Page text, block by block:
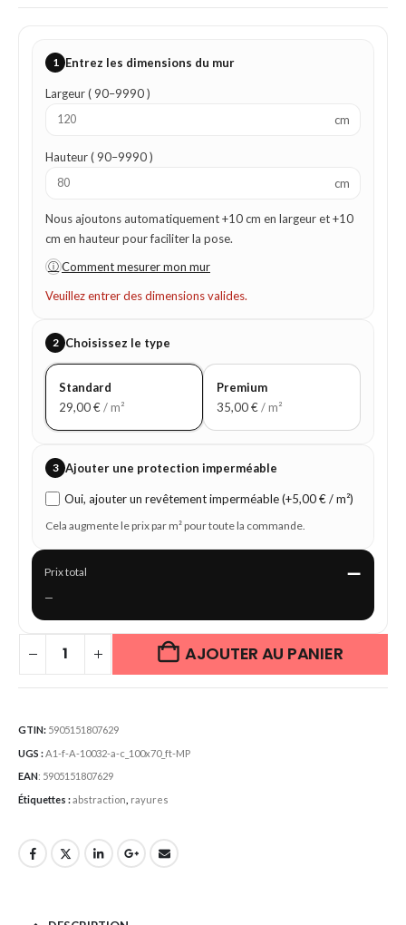
1 Entrez les dimensions du mur
Largeur ( 90–9990 )
cm
Hauteur ( 90–9990 )
cm
Nous ajoutons automatiquement +10 cm en largeur et +10
cm en hauteur pour faciliter la pose.
ⓘ Comment mesurer mon mur
Veuillez entrer des dimensions valides.
2 Choisissez le type
Standard
29,00€/ m²
Premium
35,00€/ m²
3 Ajouter une protection imperméable
Oui, ajouter un revêtement imperméable (+5,00 € / m²)
Cela augmente le prix par m² pour toute la commande.
Prix total —
—
AJOUTER AU PANIER
GTIN: 5905151807629
UGS :A1-f-A-10032-a-c_100x70_ft-MP
EAN: 5905151807629
Étiquettes :abstraction rayures